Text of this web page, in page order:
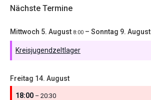
Nächste Termine
Mittwoch 5. August 8:00 – Sonntag 9. August
Kreisjugendzeltlager
Freitag 14. August
18:00 – 20:30